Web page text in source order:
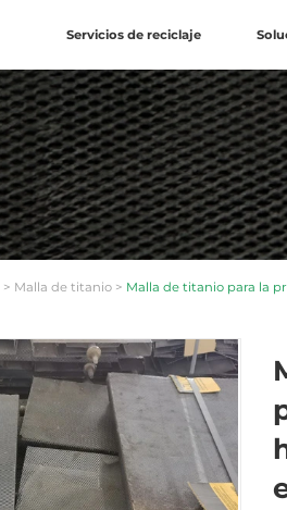
Servicios de reciclaje
> Malla de titanio> Malla de titanio para la